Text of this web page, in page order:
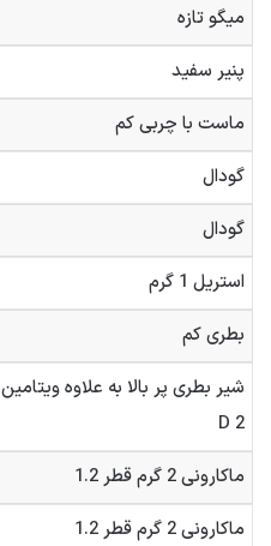
میگو تازه
پنیر سفید
ماست با چربی کم
گودال
گودال
استریل 1 گرم
بطری کم
شیر بطری پر بالا به علاوه ویتامین
D 2
ماکارونی 2 گرم قطر 1.2
ماکارونی 2 گرم قطر 1.2